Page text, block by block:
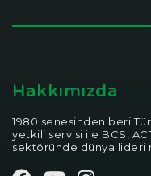
Hakkımızda
1980 senesinden beri
yetkili servisi ile BCS,
sektöründe dünya lideri